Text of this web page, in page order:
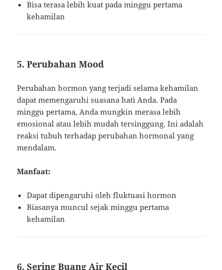
Bisa terasa lebih kuat pada minggu pertama
kehamilan
5. Perubahan Mood
Perubahan hormon yang terjadi selama kehamilan
dapat memengaruhi suasana hati Anda. Pada
minggu pertama, Anda mungkin merasa lebih
emosional atau lebih mudah tersinggung. Ini adalah
reaksi tubuh terhadap perubahan hormonal yang
mendalam.
Manfaat:
Dapat dipengaruhi oleh fluktuasi hormon
Biasanya muncul sejak minggu pertama
kehamilan
6. Sering Buang Air Kecil